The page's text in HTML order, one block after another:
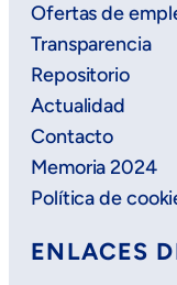
Ofertas de
Transparencia
Repositorio
Actualidad
Contacto
Memoria 2024
Política de
ENLACES